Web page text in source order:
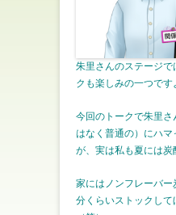
朱里さんのステージ
クも楽しみの一つです
今回のトークで朱里
はなく普通の）にハ
が、実は私も夏には炭
家にはノンフレーバ
分くらいストックし